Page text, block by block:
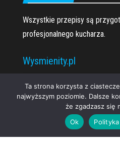
Wszystkie przepisy są
profesjonalnego kucharza.
Wysmienity.pl
O nas
Proudly powered by
Ta strona korzysta z
najwyższym poziomie. Dalsze
że zgadzasz się
Ok